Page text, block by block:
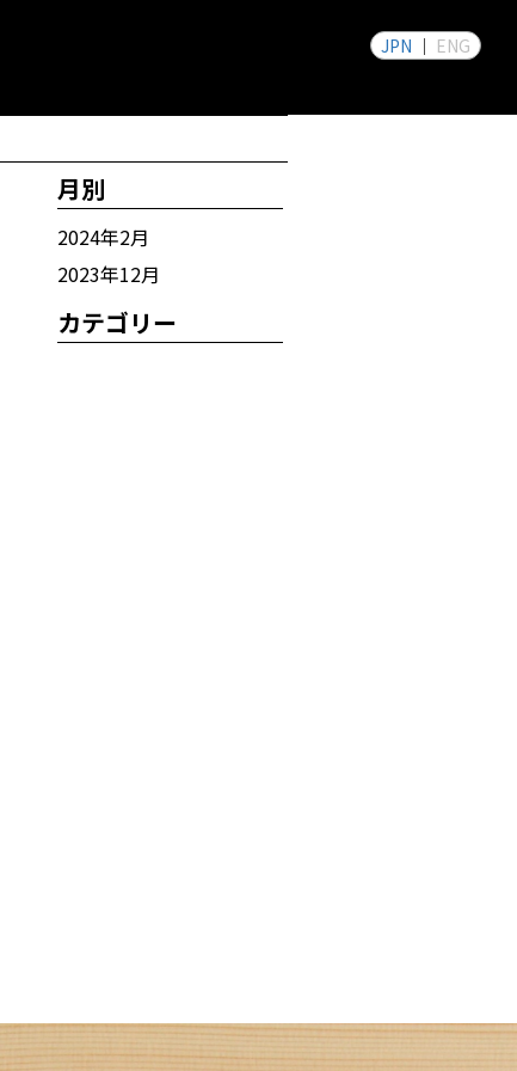
JPN ENG
月別
2024年2月
2023年12月
カテゴリー